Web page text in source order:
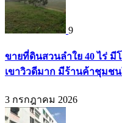
9
ขายที่ดินสวนลำใย 40 ไร่ มี
เขาวิวดีมาก มีร้านค้าชุมชน
3 กรกฎาคม 2026